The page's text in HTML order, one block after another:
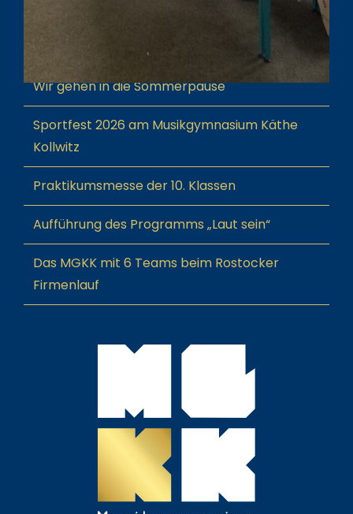
Wir gehen in die Sommerpause
Sportfest 2026 am Musikgymnasium Käthe
Kollwitz
Praktikumsmesse der 10. Klassen
Aufführung des Programms „Laut sein“
Das MGKK mit 6 Teams beim Rostocker
Firmenlauf